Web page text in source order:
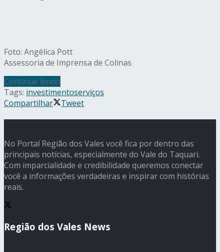
Foto: Angélica Pott
Assessoria de Imprensa de Colinas
Continue lendo
Tags: investimentoserviços
Compartilhar
Tweet
No Portal Região dos Vales você fica por dentro das
principais notícias, especialmente do Vale do Taquari.
Com imparcialidade e credibilidade queremos conectar
você a informações verdadeiras e inspirar com histórias
reais.
Região dos Vales News